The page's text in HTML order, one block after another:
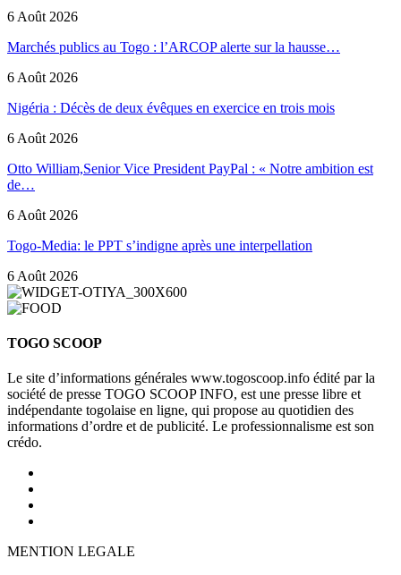
6 Août 2026
Marchés publics au Togo : l’ARCOP alerte sur la hausse…
6 Août 2026
Nigéria : Décès de deux évêques en exercice en trois mois
6 Août 2026
Otto William,Senior Vice President PayPal : « Notre ambition est
de…
6 Août 2026
Togo-Media: le PPT s’indigne après une interpellation
6 Août 2026
TOGO SCOOP
Le site d’informations générales www.togoscoop.info édité par la
société de presse TOGO SCOOP INFO, est une presse libre et
indépendante togolaise en ligne, qui propose au quotidien des
informations d’ordre et de publicité. Le professionnalisme est son
crédo.
MENTION LEGALE